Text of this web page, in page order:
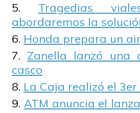
Tragedias
abordaremos la
Honda prepara un
Zanella lanzó una
casco
La Caja realizó el
ATM anuncia el